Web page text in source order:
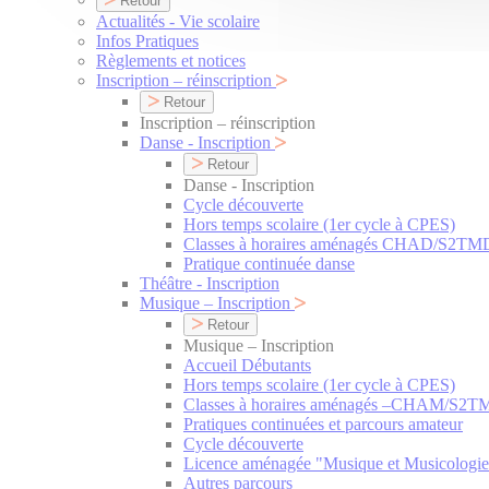
Actualités - Vie scolaire
Infos Pratiques
Règlements et notices
Inscription – réinscription
Retour
Inscription – réinscription
Danse - Inscription
Retour
Danse - Inscription
Cycle découverte
Hors temps scolaire (1er cycle à CPES)
Classes à horaires aménagés CHAD/
Pratique continuée danse
Théâtre - Inscription
Musique – Inscription
Retour
Musique – Inscription
Accueil Débutants
Hors temps scolaire (1er cycle à CPES)
Classes à horaires aménagés –CHAM/
Pratiques continuées et parcours amateur
Cycle découverte
Licence aménagée "Musique et
Autres parcours